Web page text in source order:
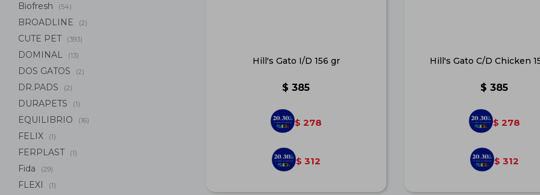
Hill's Gato I/D 156 gr
$ 385
$ 278
$ 312
Hill's Gato C/D Chicken
$ 385
$ 278
$ 312
Biofresh (54)
BROADLINE (2)
CUTE PET (393)
DOMINAL (13)
DOS GATOS (2)
DR.PADS (2)
DURAPETS (1)
EQUILIBRIO (16)
FELIX (1)
FERPLAST (1)
Fida (29)
FLEXI (1)